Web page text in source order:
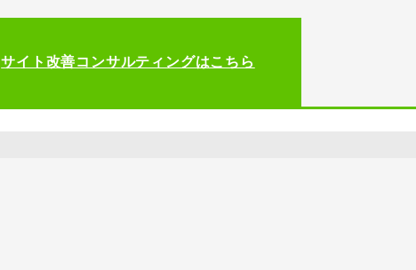
サイト改善コンサルティングはこちら